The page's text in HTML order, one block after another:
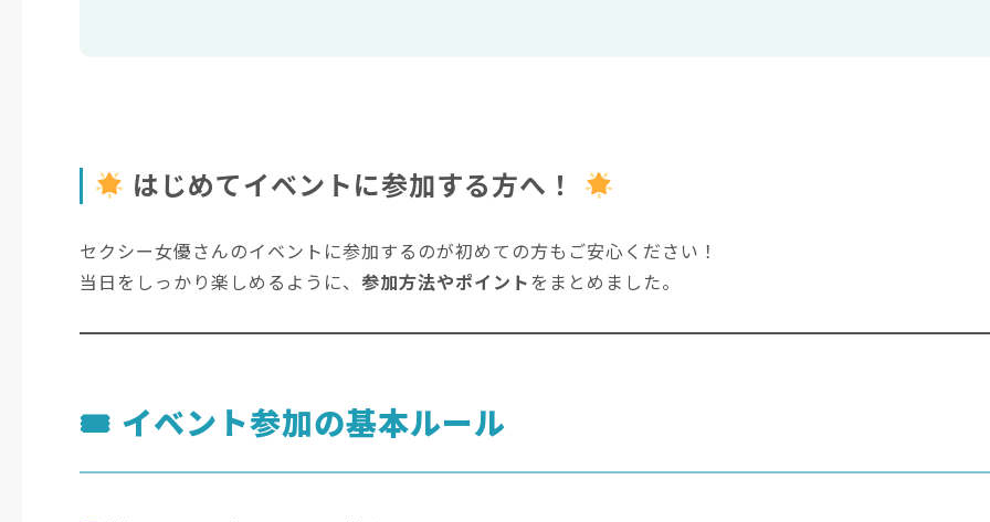
はじめてイベントに参加する方へ！
セクシー女優さんのイベントに参加するのが初めての方もご安心ください！
当日をしっかり楽しめるように、 参加方法やポイント をまとめました。
🎟 イベント参加の基本ルール